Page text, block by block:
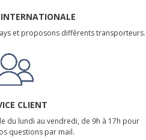
et proposons différents transporteurs.
CLIENT
du lundi au vendredi, de 9h à 17h pour
questions par mail.